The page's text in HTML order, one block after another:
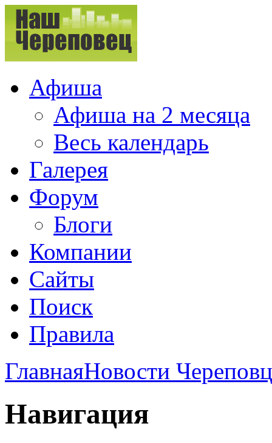
Афиша
Афиша на 2 месяца
Весь календарь
Галерея
Форум
Блоги
Компании
Сайты
Поиск
Правила
ГлавнаяНовости
Навигация